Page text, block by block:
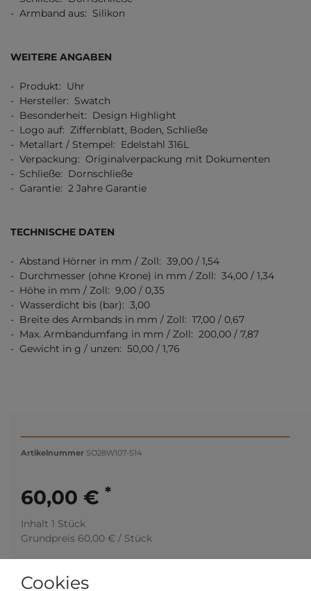
- Armband aus: Silikon
WEITERE ANGABEN
- Produkt: Uhr
- Hersteller: Swatch
- Besonderheit: Design Highlight
- Logo auf: Ziffernblatt, Boden, Schließe
- Metallart / Stempel: Edelstahl 316L
- Verpackung: Originalverpackung mit Dokumenten
- Schließe: Dornschließe
- Garantie: 2 Jahre Garantie
TECHNISCHE DATEN
- Abstand Hörner in mm / Zoll: 39,00 / 1,54
- Durchmesser (ohne Krone) in mm / Zoll: 34,00 / 1,34
- Höhe in mm / Zoll: 9,00 / 0,35
- Wasserdicht bis (bar): 3,00
- Breite des Armbands in mm / Zoll: 17,00 / 0,67
- Max. Armbandumfang in mm / Zoll: 200,00 / 7,87
- Gewicht in g / unzen: 50,00 / 1,76
Artikelnummer SO28W107-S14
60,00 € *
Inhalt 1 Stück
Grundpreis 60,00 € / Stück
Cookies